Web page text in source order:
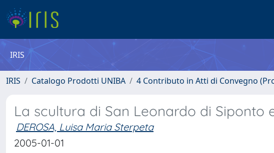
IRIS
IRIS Catalogo Prodotti UNIBA 4 Contributo in Atti di Convegno
La scultura di San Leonardo di Siponto
DEROSA, Luisa Maria Sterpeta
2005-01-01